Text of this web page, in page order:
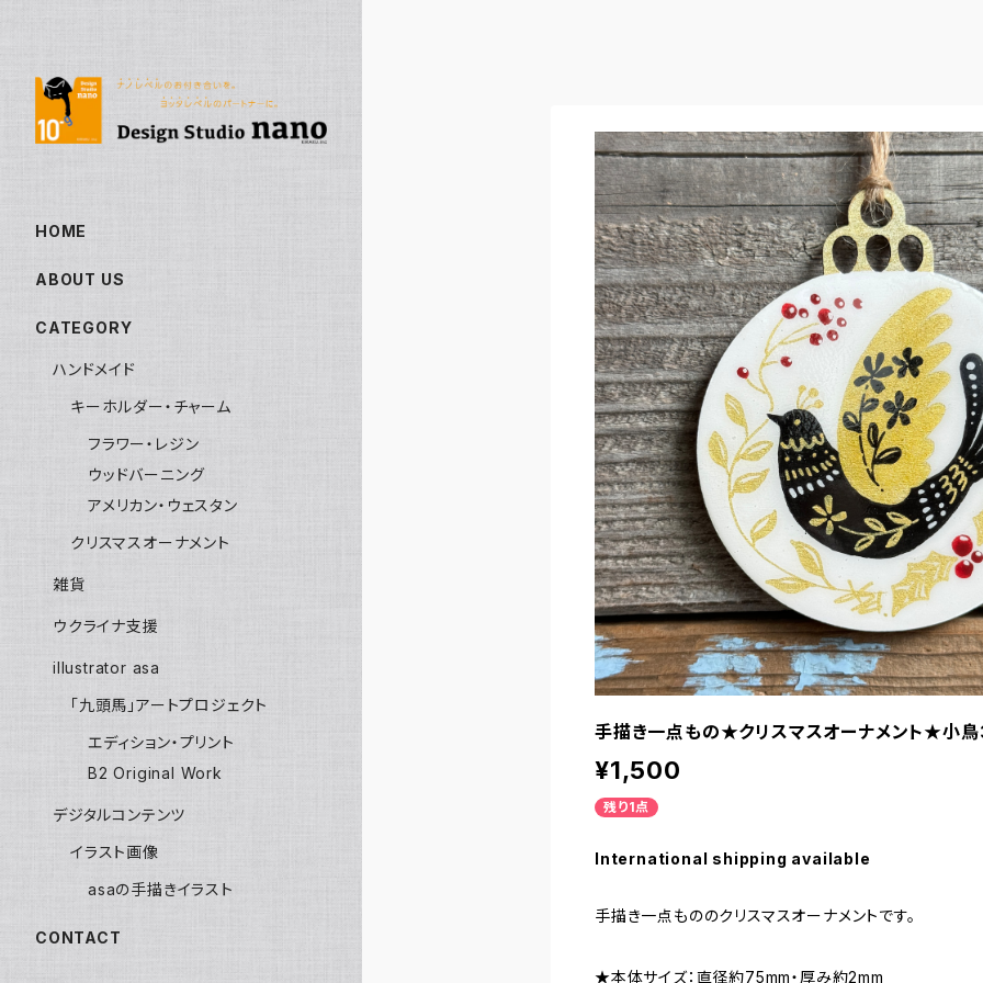
手描き一点もの★クリスマスオーナメント★小
¥1,500
残り1点
International shipping available
手描き一点もののクリスマスオーナメントです。
★本体サイズ：直径約75mm・厚み約2mm
HOME
ABOUT US
CATEGORY
ハンドメイド
キーホルダー・チャーム
フラワー・レジン
ウッドバーニング
アメリカン・ウェスタン
クリスマスオーナメント
雑貨
ウクライナ支援
illustrator asa
「九頭馬」アートプロジェクト
エディション・プリント
B2 Original Work
デジタルコンテンツ
イラスト画像
asaの手描きイラスト
CONTACT